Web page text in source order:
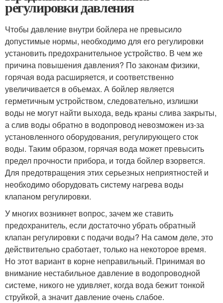
регулировки давления
Чтобы давление внутри бойлера не превысило
допустимые нормы, необходимо для его регулировки
установить предохранительное устройство. В чем же
причина повышения давления? По законам физики,
горячая вода расширяется, и соответственно
увеличивается в объемах. А бойлер является
герметичным устройством, следовательно, излишки
воды не могут найти выхода, ведь краны слива закрыты,
а слив воды обратно в водопровод невозможен из-за
установленного оборудования, регулирующего сток
воды. Таким образом, горячая вода может превысить
предел прочности прибора, и тогда бойлер взорвется.
Для предотвращения этих серьезных неприятностей и
необходимо оборудовать систему нагрева воды
клапаном регулировки.
У многих возникнет вопрос, зачем же ставить
предохранитель, если достаточно убрать обратный
клапан регулировки с подачи воды? На самом деле, это
действительно сработает, только на некоторое время.
Но этот вариант в корне неправильный. Принимая во
внимание нестабильное давление в водопроводной
системе, никого не удивляет, когда вода бежит тонкой
струйкой, а значит давление очень слабое.